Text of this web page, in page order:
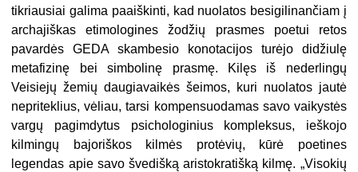
tikriausiai galima paaiškinti, kad nuolatos besigilinančiam į
archajiškas etimologines žodžių prasmes poetui retos
pavardės GEDA skambesio konotacijos turėjo didžiulę
metafizinę bei simbolinę prasmę. Kilęs iš nederlingų
Veisiejų žemių daugiavaikės šeimos, kuri nuolatos jautė
nepriteklius, vėliau, tarsi kompensuodamas savo vaikystės
vargų pagimdytus psichologinius kompleksus, ieškojo
kilmingų bajoriškos kilmės protėvių, kūrė poetines
legendas apie savo švedišką aristokratišką kilmę. „Visokių